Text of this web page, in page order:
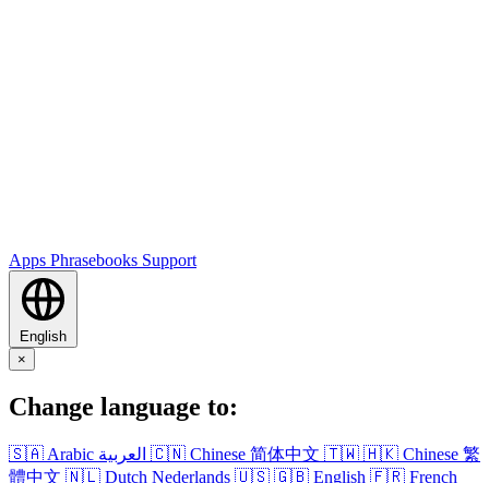
Apps Phrasebooks Support
English
×
Change language to:
🇸🇦 Arabic العربية 🇨🇳 Chinese 简体中文 🇹🇼 🇭🇰 Chinese 繁
體中文 🇳🇱 Dutch Nederlands 🇺🇸 🇬🇧 English 🇫🇷 French